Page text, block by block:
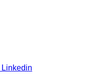
Linkedin